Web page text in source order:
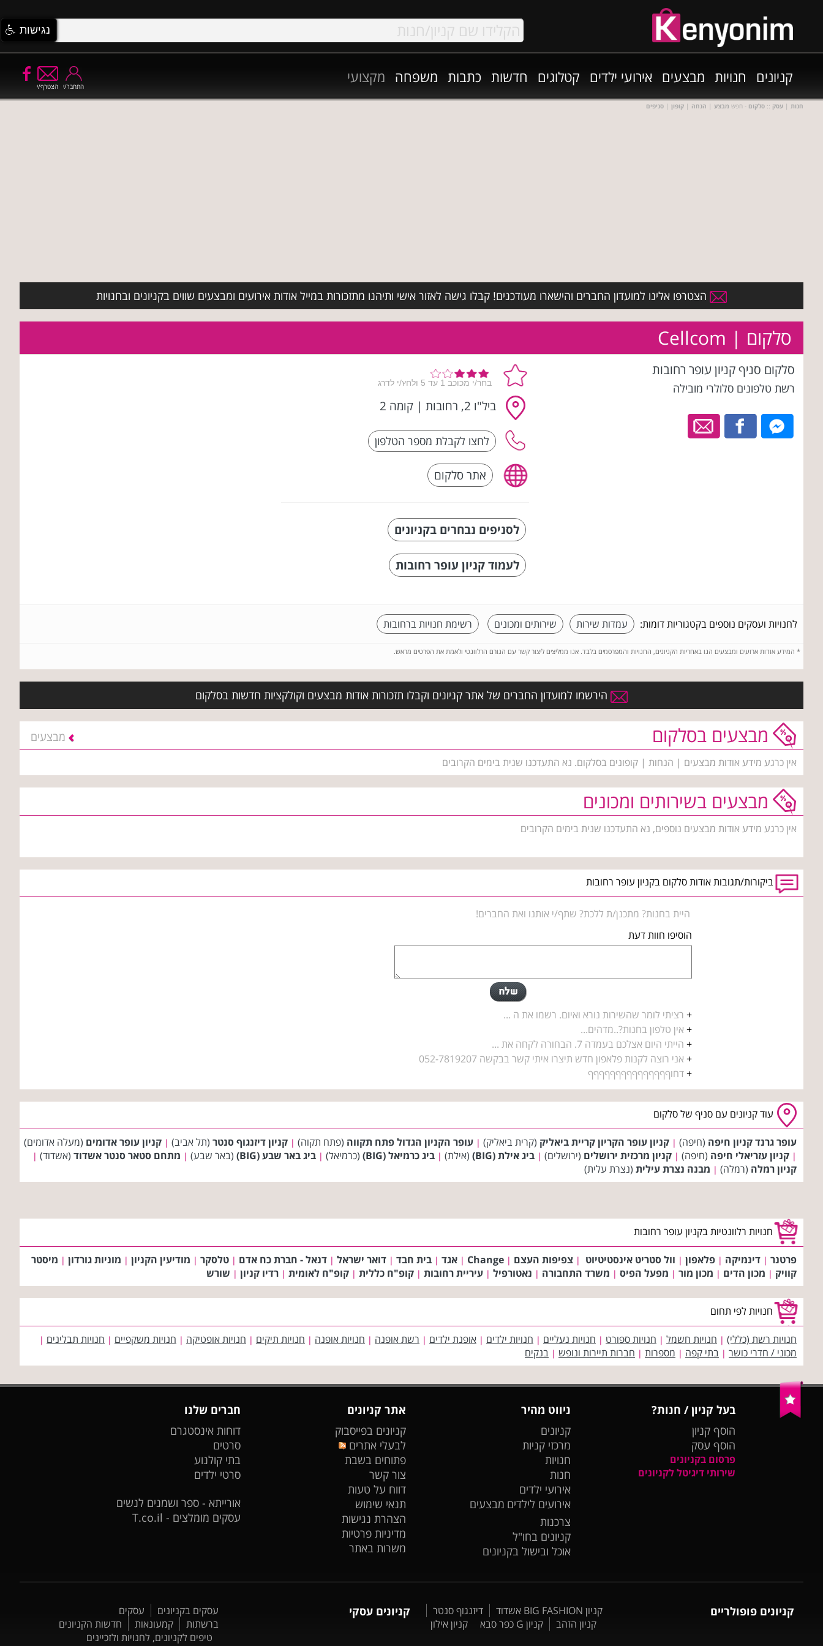
קניונים חנויות מבצעים אירועי ילדים קטלוגים חדשות כתבות משפחה מקצועי
הצטרף/י התחבר/י
חנות | עסק :: סלקום - חפש מבצע | הנחה | קופון | סניפים
הצטרפו אלינו למועדון החברים והישארו מעודכנים! קבלו גישה לאזור אישי ותיהנו מתזכורות במייל אודות אירועים ומבצעים שווים בקניונים ובחנויות
סלקום | Cellcom
סלקום סניף קניון עופר רחובות
רשת טלפונים סלולרי מובילה
ביל"ו 2, רחובות | קומה 2
אתר סלקום
לסניפים נבחרים בקניונים
לעמוד קניון עופר רחובות
לחנויות ועסקים נוספים בקטגוריות דומות: עמדות שירות שירותים ומכונים רשימת חנויות ברחובות
* המידע אודות ארועים ומבצעים הנו באחריות הקניונים, החנויות והמפרסמים בלבד. אנו ממליצים ליצור קשר עם הגורם הרלוונטי ולאמת את הפרטים מראש.
הירשמו למועדון החברים של אתר קניונים וקבלו תזכורות אודות מבצעים וקולקציות חדשות בסלקום
מבצעים בסלקום מבצעים
אין כרגע מידע אודות מבצעים | הנחות | קופונים בסלקום. נא התעדכנו שנית בימים הקרובים
מבצעים בשירותים ומכונים
אין כרגע מידע אודות מבצעים נוספים, נא התעדכנו שנית בימים הקרובים
ביקורות/תגובות אודות סלקום בקניון עופר רחובות
היית בחנות? מתכנן/ת ללכת? שתף/י אותנו ואת החברים!
הוסיפו חוות דעת
+ רציתי לומר שהשירות נורא ואיום. רשמו את ה ...
+ אין טלפון בחנות?..מדהים...
+ הייתי היום אצלכם בעמדה 7. הבחורה לקחה את ...
+ אני רוצה לקנות פלאפון חדש תיצרו איתי קשר בבקשה 052-7819207
+דחוףףףףףףףףףףףףףףף
עוד קניונים עם סניף של סלקום
עופר גרנד קניון חיפה (חיפה) | קניון עופר הקריון קריית ביאליק (קרית ביאליק) | עופר הקניון הגדול פתח תקווה (פתח תקוה) | קניון דיזנגוף סנטר (תל אביב) | קניון עופר אדומים (מעלה אדומים)
| קניון עזריאלי חיפה (חיפה) | קניון מרכזית ירושלים (ירושלים) | ביג אילת (BIG) (אילת) | ביג כרמיאל (BIG) (כרמיאל) | ביג באר שבע (BIG) (באר שבע) | מתחם סטאר סנטר אשדוד (אשדוד) |
קניון רמלה (רמלה) | מבנה נצרת עילית (נצרת עלית)
חנויות רלוונטיות בקניון עופר רחובות
פרטנר | דינמיקה | פלאפון | וול סטריט אינסטיטיוט | צפיפות העצם |
Change
| אגד | בית חבד | דואר ישראל | דנאל - חברת כח אדם | טלסקר | מודיעין הקניון | מוניות גורדון | מיסטר
קוויק | מכון הדים | מכון מור | מפעל הפיס | משרד התחבורה | נאטורפיל | עיריית רחובות | קופ"ח כללית | קופ"ח לאומית | רדיו קניון | שורש
חנויות לפי תחום
חנויות רשת (כללי) | חנויות חשמל | חנויות ספורט | חנויות נעליים | חנויות ילדים | אופנת ילדים | רשת אופנה | חנויות אופנה | חנויות תיקים | חנויות אופטיקה | חנויות משקפיים | חנויות תבלינים |
מכוני / חדרי כושר | בתי קפה | מספרות | חברות תיירות ונופש | בנקים
בעל קניון / חנות?
הוסף קניון
הוסף עסק
פרסום בקניונים
שירותי דיגיטל לקניונים
ניווט מהיר
קניונים
מרכזי קניות
חנויות
חנות
אירועי ילדים
אירועים לילדים מבצעים
צרכנות
קניונים בחו"ל
אוכל ובישול בקניונים
אתר קניונים
קניונים בפייסבוק
לבעלי אתרים
פתוחים בשבת
צור קשר
דווח על טעות
תנאי שימוש
הצהרת נגישות
מדיניות פרטיות
משרות באתר
חברים שלנו
דוחות אינסטגרם
סרטים
בתי קולנוע
סרטי ילדים
אורייתא - ספר ושמנים לנשים
עסקים מומלצים - T.co.il
קניונים פופולריים קניון BIG FASHION אשדוד
דיזנגוף סנטר
קניון הזהב
קניון G כפר סבא קניון אילון
קניונים עסקי עסקים בקניונים
עסקים
ברשתות
קמעונאות
חדשות הקניונים
טיפים לקניונים, לחנויות ולזכיינים
נגישות